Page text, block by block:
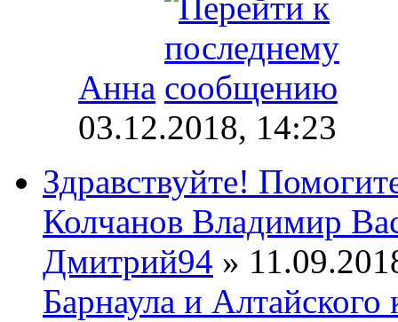
Анна
03.12.2018, 14:23
Здравствуйте!
Колчанов Владимир
Дмитрий94 »
Барнаула и Алтайского